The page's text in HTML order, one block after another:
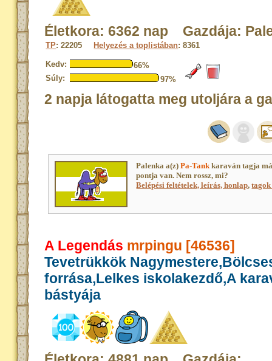
Életkora: 6362 nap Gazdája:
TP: 22205 Helyezés a toplistában: 8361
Kedv:
66%
Súly:
97%
2 napja látogatta meg utoljára a
Palenka a(z)Pa-Tankkaraván tagja
pontja van. Nem rossz, mi?
Belépési feltételek, leírás, honlap,
A Legendás mrpingu [46536]
Tevetrükkök
forrása,Lelkes iskolakezdő,A
bástyája